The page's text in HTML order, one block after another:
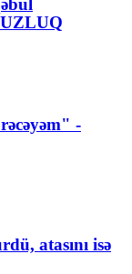
-
atasını isə